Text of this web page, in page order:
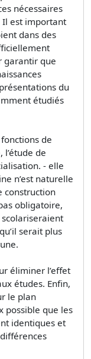
nécessaires
Il est important
dans des
garantir que
du
étudiés
de
l’étude de
- elle
n’est naturelle
construction
obligatoire,
serait plus
éliminer l’effet
études. Enfin,
le plan
possible que les
identiques et